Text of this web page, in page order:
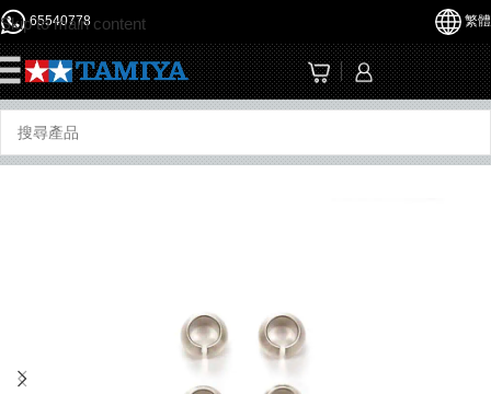
Skip to main content
65540778 繁體